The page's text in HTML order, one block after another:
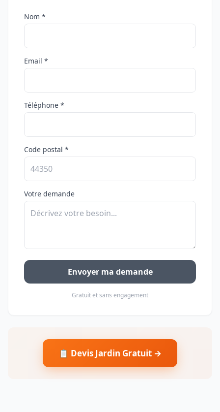
Nom *
Email *
Téléphone *
Code postal *
Votre demande
Envoyer ma demande
Gratuit et sans engagement
📋 Devis Jardin Gratuit →